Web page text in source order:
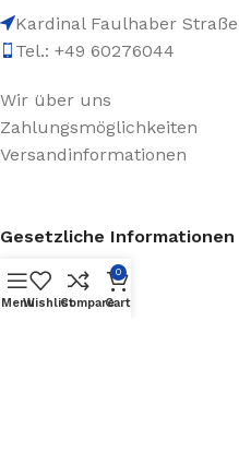
Kardinal Faulhaber
Tel.: +49 60276044
Wir über uns
Zahlungsmöglichkeiten
Versandinformationen
Gesetzliche Informationen
Datenschutz
AGB
MenuWishlistCompare
0
Cart